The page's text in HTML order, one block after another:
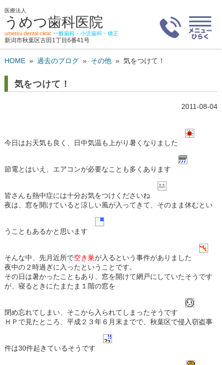
医療法人
うめつ歯科医院
umetsu dental clinic 一般歯科・小児歯科・矯正
新潟市秋葉区古田1丁目6番41号
HOME» 過去のブログ» その他» 気をつけて！
気をつけて！
2011-08-04
今日はお天気も良く、日中気温も上がり暑くなりました
節電とはいえ、エアコンが必要なことも多くあります
皆さんも熱中症には十分お気をつけくださいね
夜は、窓を開けていると涼しい風が入ってきて、そのまま休むとい
うこともあるかと思います
そんな中、先月近所で空き巣が入るという事件がありました
夜中の２時過ぎに入ったということです。
その日は暑かったこともあり、窓を開けて網戸にしていたそうです
が、寝るときにたまたま１階の窓を
閉め忘れてしまい、そこから入られてしまったそうです
ＨＰで見たところ、平成２３年６月末までで、秋葉区で侵入窃盗事
件は30件起きているそうです